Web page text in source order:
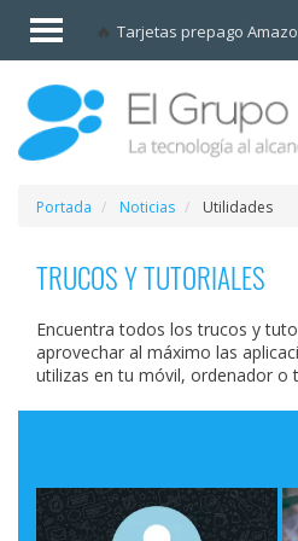
Tarjetas prepago
Invitado
Iniciar
sesión /
Registrarse
Esenciales
Móviles
Ofertas
Apps
Redes
Plataformas
Portada Noticias Utilidades
TRUCOS Y TUTORIALES
Encuentra todos los trucos y
aprovechar al máximo las
utilizas en tu móvil, ordenador o